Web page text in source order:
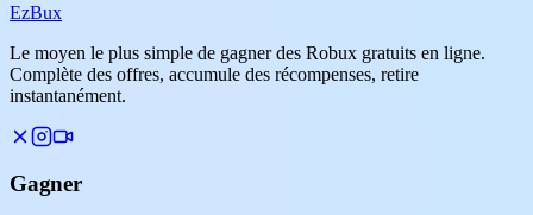
EzBux
Le moyen le plus simple de gagner des Robux gratuits en ligne.
Complète des offres, accumule des récompenses, retire
instantanément.
Gagner